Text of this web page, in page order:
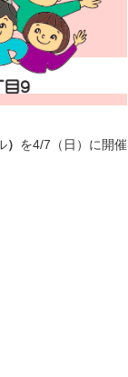
） を4/7（日）に開催